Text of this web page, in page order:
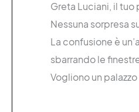
Greta Luciani, il
Nessuna sorpresa
La confusione è
sbarrando le
Vogliono un